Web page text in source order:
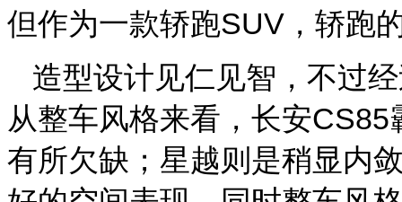
但作为一款轿跑SUV，轿跑
造型设计见仁见智，不过
从整车风格来看，长安
有所欠缺；星越则是稍显内